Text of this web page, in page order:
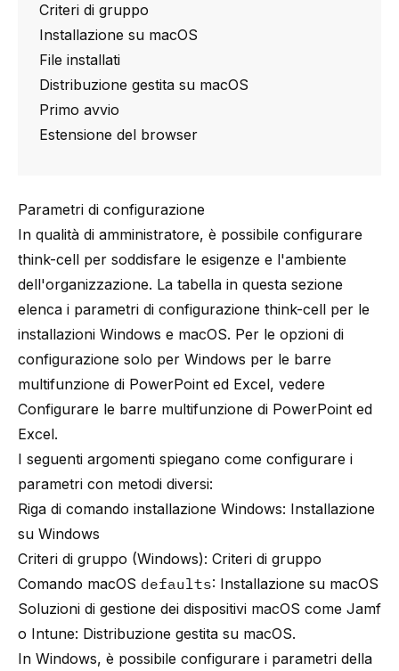
Criteri di gruppo
Installazione su macOS
File installati
Distribuzione gestita su macOS
Primo avvio
Estensione del browser
Parametri di configurazione
In qualità di amministratore, è possibile configurare
think-cell per soddisfare le esigenze e l'ambiente
dell'organizzazione. La tabella in questa sezione
elenca i parametri di configurazione think-cell per le
installazioni Windows e macOS. Per le opzioni di
configurazione solo per Windows per le barre
multifunzione di PowerPoint ed Excel, vedere
Configurare le barre multifunzione di PowerPoint ed
Excel.
I seguenti argomenti spiegano come configurare i
parametri con metodi diversi:
Riga di comando installazione Windows: Installazione
su Windows
Criteri di gruppo (Windows): Criteri di gruppo
Comando macOS defaults: Installazione su macOS
Soluzioni di gestione dei dispositivi macOS come Jamf
o Intune: Distribuzione gestita su macOS.
In Windows, è possibile configurare i parametri della